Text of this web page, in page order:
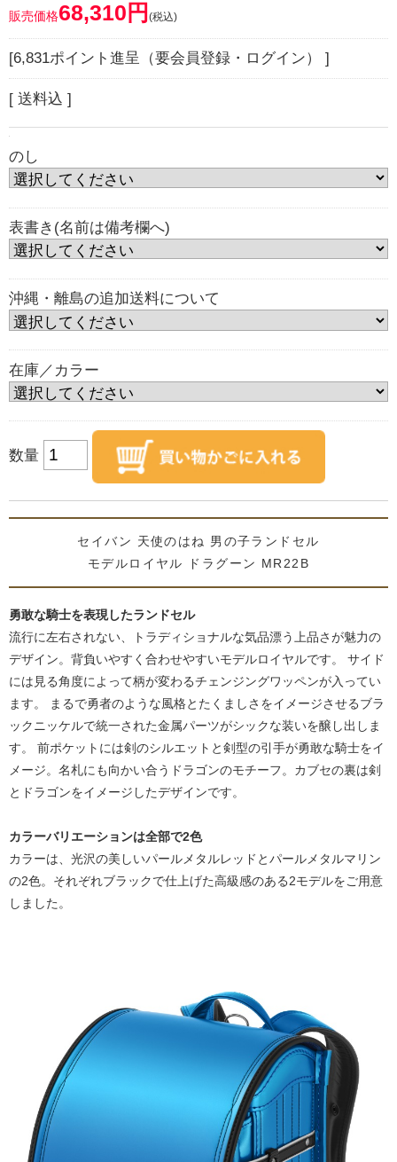
販売価格68,310円 (税込)
[6,831ポイント進呈（要会員登録・ログイン） ]
[ 送料込 ]
のし
表書き(名前は備考欄へ)
沖縄・離島の追加送料について
在庫／カラー
数量
セイバン 天使のはね 男の子ランドセル
モデルロイヤル ドラグーン MR22B
勇敢な騎士を表現したランドセル
流行に左右されない、トラディショナルな気品漂う上品さが魅力の
デザイン。背負いやすく合わせやすいモデルロイヤルです。 サイド
には見る角度によって柄が変わるチェンジングワッペンが入ってい
ます。 まるで勇者のような風格とたくましさをイメージさせるブラ
ックニッケルで統一された金属パーツがシックな装いを醸し出しま
す。 前ポケットには剣のシルエットと剣型の引手が勇敢な騎士をイ
メージ。名札にも向かい合うドラゴンのモチーフ。カブセの裏は剣
とドラゴンをイメージしたデザインです。
カラーバリエーションは全部で2色
カラーは、光沢の美しいパールメタルレッドとパールメタルマリン
の2色。それぞれブラックで仕上げた高級感のある2モデルをご用意
しました。